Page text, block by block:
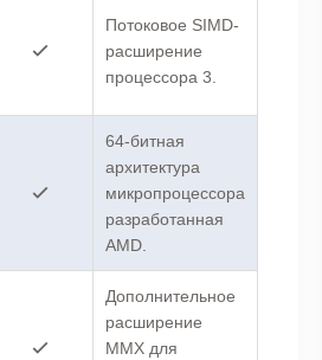
Потоковое SIMD-
расширение
процессора 3.
64-битная
архитектура
микропроцессора
разработанная
AMD.
Дополнительное
расширение
MMX для